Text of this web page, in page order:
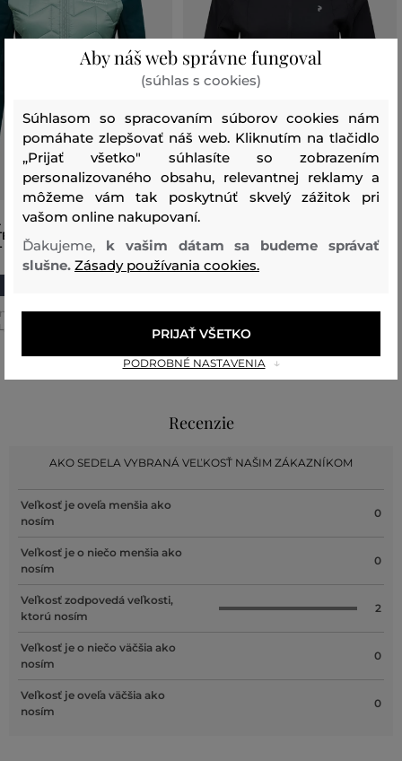
PEAK PERFORMANCE
INSULATED HYBRID HOOD
WOMEN
239
veľkosti:
BUNDA PEAK PERFORMANCE W
XS, S, M, L, XL
Recenzie
AKO SEDELA VYBRANÁ VEĽKOSŤ NAŠIM ZÁKAZNÍKOM
Veľkosť je oveľa menšia ako
nosím
0
Veľkosť je o niečo menšia ako
nosím
0
Veľkosť zodpovedá veľkosti,
ktorú nosím
2
Veľkosť je o niečo väčšia ako
nosím
0
Veľkosť je oveľa väčšia ako
nosím
0
Aby náš web správne fungoval
(súhlas s cookies)
Súhlasom so spracovaním súborov cookies nám
pomáhate zlepšovať náš web. Kliknutím na tlačidlo
„Prijať všetko" súhlasíte so zobrazením
personalizovaného obsahu, relevantnej reklamy a
môžeme vám tak poskytnúť skvelý zážitok pri
vašom online nakupovaní.
Ďakujeme, k vašim dátam sa budeme správať
slušne. Zásady používania cookies.
PODROBNÉ NASTAVENIA
PRIJAŤ VŠETKO